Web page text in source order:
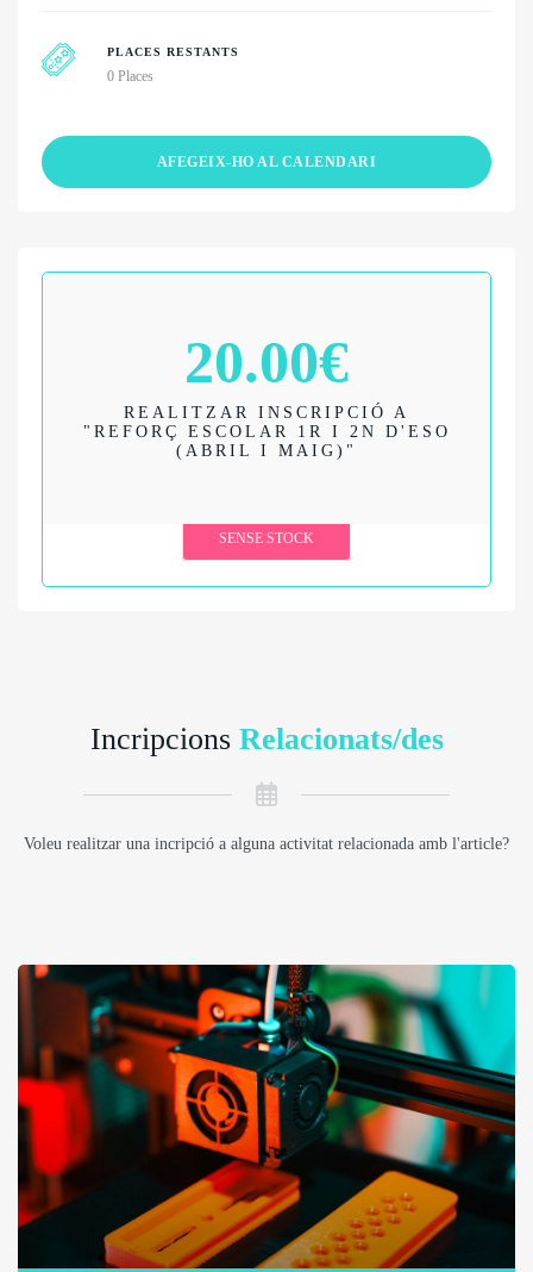
PLACES RESTANTS
0 Places
AFEGEIX-HO AL CALENDARI
20.00€
REALITZAR INSCRIPCIÓ A
"REFORÇ ESCOLAR 1R I 2N D'ESO
(ABRIL I MAIG)"
SENSE STOCK
Incripcions Relacionats/des
Voleu realitzar una incripció a alguna activitat relacionada amb l'article?